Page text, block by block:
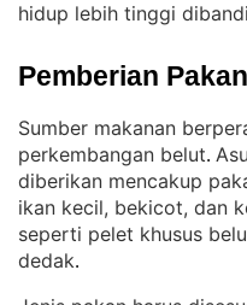
hidup lebih tinggi
Pemberian
Sumber makanan
perkembangan belut.
diberikan mencakup
ikan kecil, bekicot, dan
seperti pelet khusus
dedak.